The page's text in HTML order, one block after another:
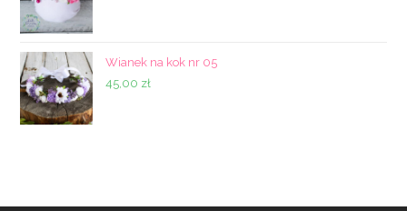
Wianek na kok nr 05
45,00 zł